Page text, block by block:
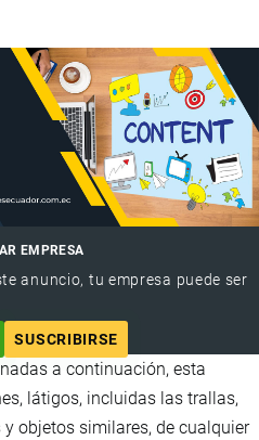
EMPRESA
anuncio, tu empresa puede ser
SUSCRIBIRSE
a continuación, esta
látigos, incluidas las trallas,
objetos similares, de cualquier